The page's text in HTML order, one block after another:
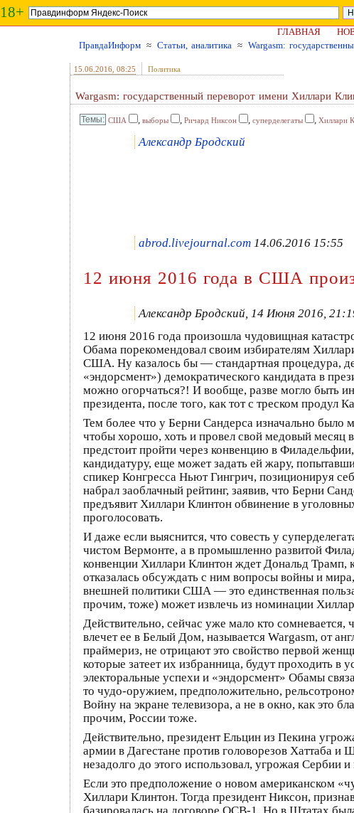
18+
ГЛАВНАЯ
ПравдаИнформ ≈ Статьи, аналитика ≈ Wargasm:
15.06.2016 , 08:25 Политика
Wargasm: государственный переворот имени Хиллари
США , выборы , Ричард Никсон , суперделегаты , Хиллари
Александр Бродский
abrod.livejournal.com 14.06.2016 15:55
12 июня 2016 года в США
Александр Бродский, 14 Июня 2016,
12 июня 2016 года произошла чудовищная
Обама порекомендовал своим избирателям
США. Ну казалось бы — стандартная процедура,
«эндорсмент») демократического кандидата в
можно огорчаться?! И вообще, разве могло быть
президента, после того, как тот с треском продул
Тем более что у Берни Сандерса изначально было
чтобы хорошо, хоть и провел свой медовый месяц
предстоит пройти через конвенцию в
кандидатуру, еще может задать ей жару,
спикер Конгресса Ньют Гингрич, позиционируя
набрал заоблачный рейтинг, заявив, что Берни
предъявит Хиллари Клинтон обвинение в
проголосовать.
И даже если выяснится, что совесть у
чистом Вермонте, а в промышленно развитой
конвенции Хиллари Клинтон ждет Дональд Трамп,
отказалась обсуждать с ним вопросы войны и
внешней политики США — это единственная
прочим, тоже) может извлечь из номинации
Действительно, сейчас уже мало кто
влечет ее в Белый Дом, называется Wargasm, от
праймериз, не отрицают это свойство первой
которые затеет их избранница, будут проходить
электоральные успехи и «эндорсмент» Обамы
то чудо-оружием, предположительно,
Войну на экране телевизора, а не в окно, как это
прочим, России тоже.
Действительно, президент Ельцин из Пекина
армии в Дагестане против головорезов Хаттаба
незадолго до этого использовал, угрожая
Если это предположение о новом американском
Хиллари Клинтон. Тогда президент Никсон,
базировалась на договоре ОСВ-1. Но в Штатах